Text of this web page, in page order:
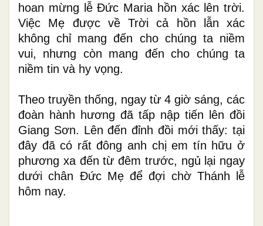
hoan mừng lễ Đức Maria hồn xác lên trời.
Việc Mẹ được về Trờicả hồn lẫn xác
không chỉ mang đến cho chúng ta niềm
vui, nhưng còn mang đếncho chúng ta
niềm tin và hy vọng.
Theo truyền thống, ngay từ 4 giờ sáng, các
đoàn hành hương đã tấp nập tiến lên đồi
Giang Sơn. Lên đến đỉnh đồi mới thấy: tại
đây đãcó rất đông anh chị em tín hữuở
phương xa đến từ đêm trước, ngủ lại ngay
dưới chân Đức Mẹ để đợi chờ Thánh lễ
hôm nay.